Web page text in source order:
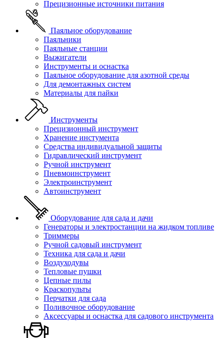
Прецизионные источники питания
Паяльное оборудование
Паяльники
Паяльные станции
Выжигатели
Инструменты и оснастка
Паяльное оборудование для азотной среды
Для демонтажных систем
Материалы для пайки
Инструменты
Прецизионный инструмент
Хранение инстумента
Средства индивидуальной защиты
Гидравлический инструмент
Ручной инструмент
Пневмоинструмент
Электроинструмент
Автоинструмент
Оборудование для сада и дачи
Генераторы и электростанции на жидком топливе
Триммеры
Ручной садовый инструмент
Техника для сада и дачи
Воздуходувы
Тепловые пушки
Цепные пилы
Краскопульты
Перчатки для сада
Поливочное оборудование
Аксессуары и оснастка для садового инструмента